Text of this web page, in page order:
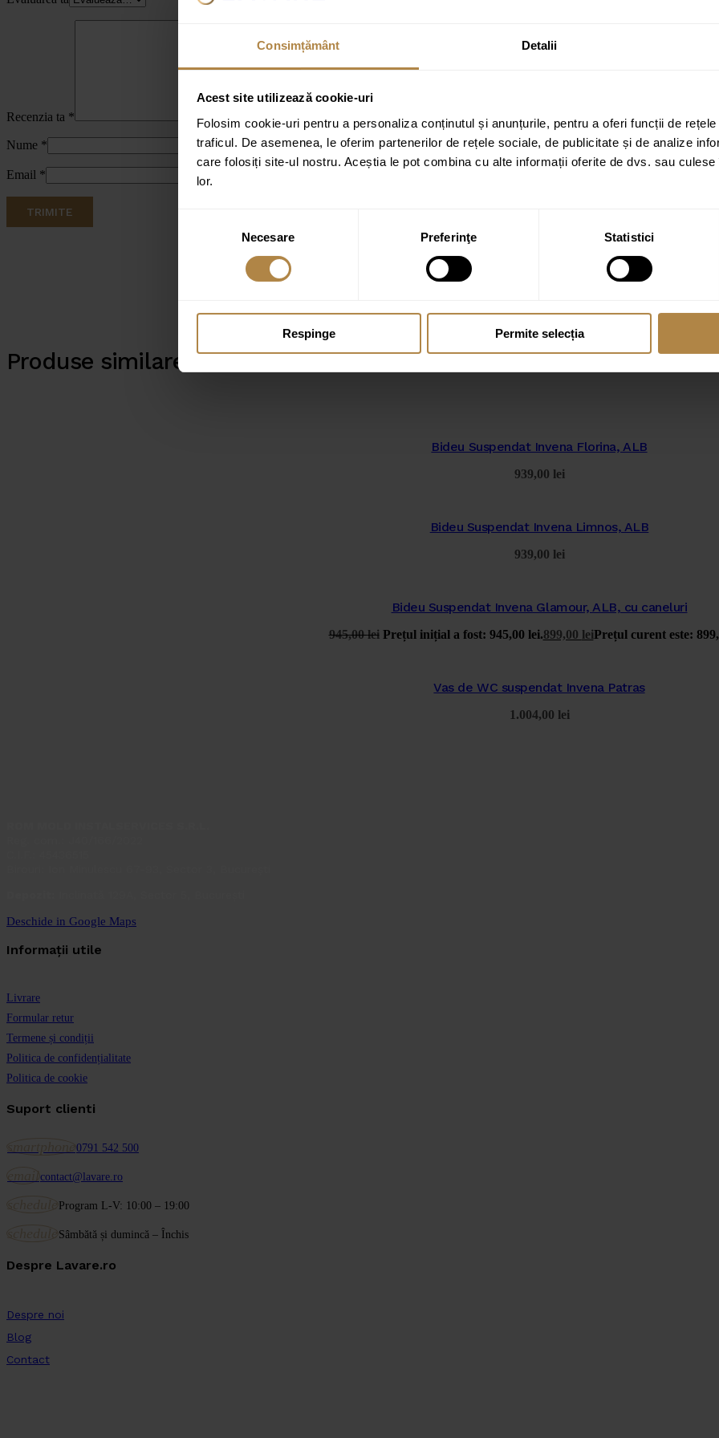
Consimțământ Detalii
Acest site utilizează cookie-uri
Folosim cookie-uri pentru a personaliza conținutul și anunțurile, pentru a oferi funcții de
traficul. De asemenea, le oferim partenerilor de rețele sociale, de publicitate și de analize
care folosiți site-ul nostru. Aceștia le pot combina cu alte informații oferite de dvs. sau
lor.
consimțământului
Necesare Preferinţe Statistici
Respinge Permite selecția
Recenzia ta *
Nume *
Email *
Produse similare
Bideu Suspendat Invena Florina, ALB
939,00 lei
Bideu Suspendat Invena Limnos, ALB
939,00 lei
Bideu Suspendat Invena Glamour, ALB, cu caneluri
945,00lei Prețul inițial a fost: 945,00 lei.899,00 leiPrețul curent este:
Vas de WC suspendat Invena Patras
1.004,00 lei
Deschide in Google Maps
Informații utile
Livrare
Formular retur
Termene și condiții
Politica de confidențialitate
Politica de cookie
Suport clienti
0791 542 500
contact@lavare.ro
Program L-V: 10:00 – 19:00
Sâmbătă și dumincă – Închis
Despre Lavare.ro
Despre noi
Blog
Contact